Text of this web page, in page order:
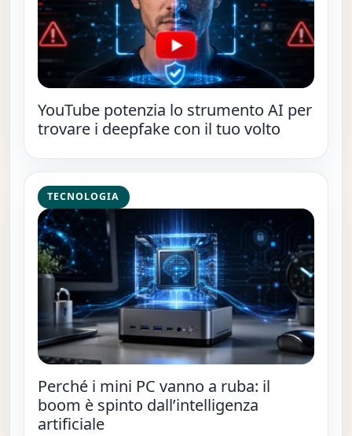
YouTube potenzia lo strumento AI per
trovare i deepfake con il tuo volto
TECNOLOGIA
Perché i mini PC vanno a ruba: il
boom è spinto dall’intelligenza
artificiale